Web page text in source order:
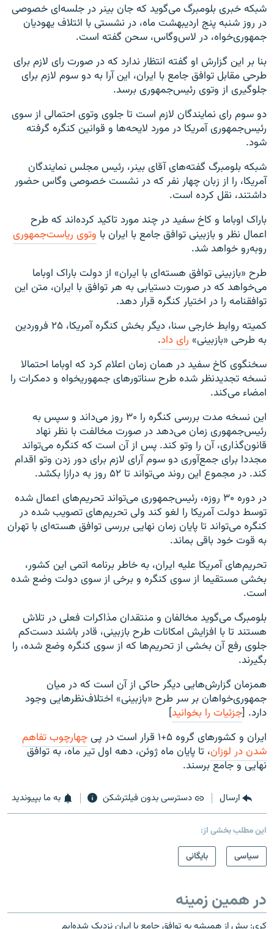
شبکه خبری بلومبرگ می‌گوید که جان بینر در جلسه‌ای خصوصی
در روز شنبه پنج اردیبهشت ماه، در نشستی با ائتلاف یهودیان
جمهوری‌خواه، در لاس‌وگاس، سحن گفته است.
بنا بر این گزارش او گفته انتظار ندارد که در صورت رای لازم برای
طرحی مقابل توافق جامع با ایران، این آرا به دو سوم لازم برای
جلوگیری از وتوی رئیس‌جمهوری برسد.
دو سوم رای نمایندگان لازم است تا جلوی وتوی احتمالی از سوی
رئیس‌جمهوری آمریکا در مورد لایحه‌ها و قوانین کنگره گرفته
شود.
شبکه بلومبرگ گفته‌های آقای بینر، رئیس مجلس نمایندگان
آمریکا، را از زبان چهار نفر که در نشست خصوصی وگاس حضور
داشتند، نقل کرده است.
باراک اوباما و کاخ سفید در چند مورد تاکید کرده‌اند که طرح
اعمال نظر و بازبینی توافق جامع با ایران با وتوی ریاست‌جمهوری
روبه‌رو خواهد شد.
طرح «بازبينی توافق هسته‌ای با ايران» از دولت باراک اوباما
می‌خواهد که در صورت دستيابی به هر توافق با ايران، متن اين
توافقنامه را در اختيار کنگره قرار دهد.
کمیته روابط خارجی سنا، دیگر بخش کنگره آمریکا، ۲۵ فروردین
به طرحی «بازبینی» رای داد.
سخنگوی کاخ سفید در همان زمان اعلام کرد که اوباما احتمالا
نسخه تجدیدنظر شده طرح سناتورهای جمهوریخواه و دمکرات را
امضاء می‌کند.
این نسخه مدت بررسی کنگره را ۳۰ روز می‌داند و سپس به
رئیس‌جمهوری زمان می‌دهد در صورت مخالفت با نظر نهاد
قانون‌گذاری، آن را وتو کند. پس از آن است که کنگره می‌تواند
مجددا برای جمع‌آوری دو سوم آرای لازم برای دور زدن وتو اقدام
کند. در مجموع این روند می‌تواند تا ۵۲ روز به درازا بکشد.
در دوره ۳۰ روزه، رئیس‌جمهوری می‌تواند تحریم‌های اعمال شده
توسط دولت آمریکا را لغو کند ولی تحریم‌های تصویب شده در
کنگره می‌تواند تا پایان زمان نهایی بررسی توافق هسته‌ای با تهران
به قوت خود باقی بماند.
تحریم‌های آمریکا علیه ایران، به خاطر برنامه اتمی این کشور،
بخشی مستقیما از سوی کنگره و برخی از سوی دولت وضع شده
است.
بلومبرگ می‌گوید مخالفان و منتقدان مذاکرات فعلی در تلاش
هستند تا با افزایش امکانات طرح بازبینی، قادر باشند دست‌کم
جلوی رفع آن بخشی از تحریم‌ها که از سوی کنگره وضع شده، را
بگیرند.
همزمان گزارش‌هایی دیگر حاکی از آن است که در میان
جمهوری‌خواهان بر سر طرح «بازبینی» اختلاف‌نظرهایی وجود
دارد. [جزئیات را بخوانید]
ایران و کشورهای گروه ۵+۱ قرار است در پی
چهارچوب تفاهم
شدن در لوزان، تا پایان ماه ژوئن، دهه اول تیر ماه، به توافق
نهایی و جامع برسند.
ارسال دسترسی بدون فیلترشکن به ما بپیوندید
این مطلب بخشی از:
سیاسی
بایگانی
در همین زمینه